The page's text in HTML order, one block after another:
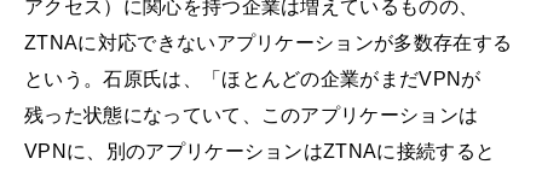
アクセス）に関心を持つ企業は増えているものの、
ZTNAに対応できないアプリケーションが多数存在する
という。石原氏は、「ほとんどの企業がまだVPNが
残った状態になっていて、このアプリケーションは
VPNに、別のアプリケーションはZTNAに接続すると